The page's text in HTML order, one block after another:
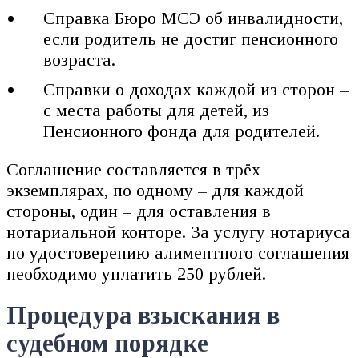
Справка Бюро МСЭ об инвалидности,
если родитель не достиг пенсионного
возраста.
Справки о доходах каждой из сторон –
с места работы для детей, из
Пенсионного фонда для родителей.
Соглашение составляется в трёх
экземплярах, по одному – для каждой
стороны, один – для оставления в
нотариальной конторе. За услугу нотариуса
по удостоверению алиментного соглашения
необходимо уплатить 250 рублей.
Процедура взыскания в
судебном порядке